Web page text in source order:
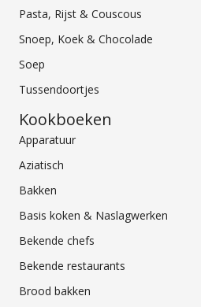
Pasta, Rijst & Couscous
Snoep, Koek & Chocolade
Soep
Tussendoortjes
Kookboeken
Apparatuur
Aziatisch
Bakken
Basis koken & Naslagwerken
Bekende chefs
Bekende restaurants
Brood bakken